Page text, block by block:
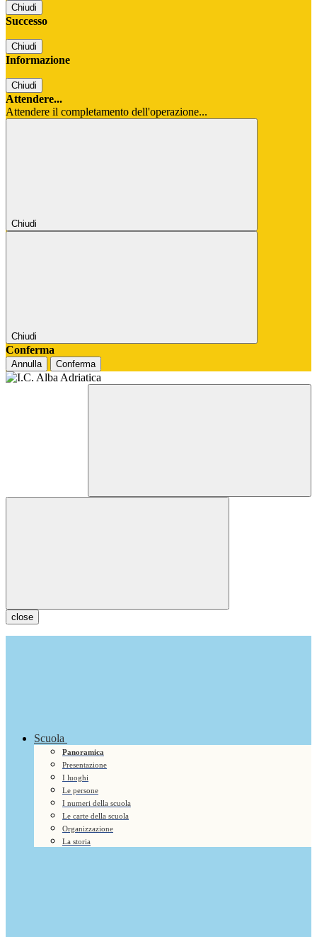
Chiudi
Successo
Chiudi
Informazione
Chiudi
Attendere...
Attendere il completamento dell'operazione...
Chiudi
Chiudi
Conferma
Annulla Conferma
close
Scuola
Panoramica
Presentazione
I luoghi
Le persone
I numeri della scuola
Le carte della scuola
Organizzazione
La storia